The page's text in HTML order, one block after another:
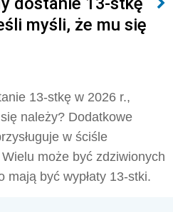
myśli, że mu się
13-stkę w 2026 r.,
należy? Dodatkowe
w ściśle
może być zdziwionych
mają być wypłaty 13-stki.